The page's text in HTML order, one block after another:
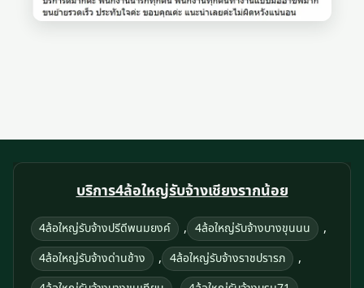
บริการ4ล้อใหญ่รับจ้างเชียงรากน้อย
4ล้อใหญ่รับจ้างปรีดีพนมยงค์ , 4ล้อใหญ่รับจ้างบางขุนนน ,
4ล้อใหญ่รับจ้างด่านช้าง , 4ล้อใหญ่รับจ้างราชปรารภ ,